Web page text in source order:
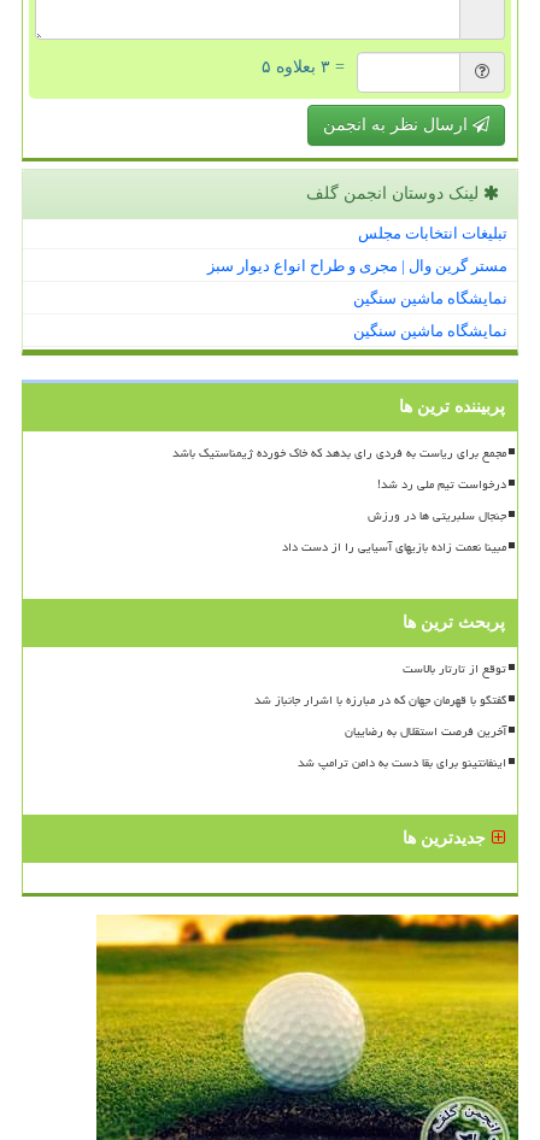
= ۳ بعلاوه ۵
ارسال نظر به انجمن
لینک دوستان انجمن گلف
تبلیغات انتخابات مجلس
مستر گرین وال | مجری و طراح انواع دیوار سبز
نمایشگاه ماشین سنگین
نمایشگاه ماشین سنگین
پربیننده ترین ها
مجمع برای ریاست به فردی رای بدهد که خاک خورده ژیمناستیک باشد
درخواست تیم ملی رد شد!
جنجال سلبریتی ها در ورزش
مبینا نعمت زاده بازیهای آسیایی را از دست داد
پربحث ترین ها
توقع از تارتار بالاست
گفتگو با قهرمان جهان که در مبارزه با اشرار جانباز شد
آخرین فرصت استقلال به رضاییان
اینفانتینو برای بقا دست به دامن ترامپ شد
جدیدترین ها